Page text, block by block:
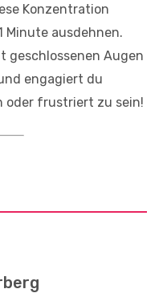
Konzentration
ausdehnen.
geschlossenen Augen
engagiert du
oder frustriert zu sein!